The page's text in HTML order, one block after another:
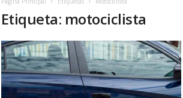
Etiqueta: motociclista